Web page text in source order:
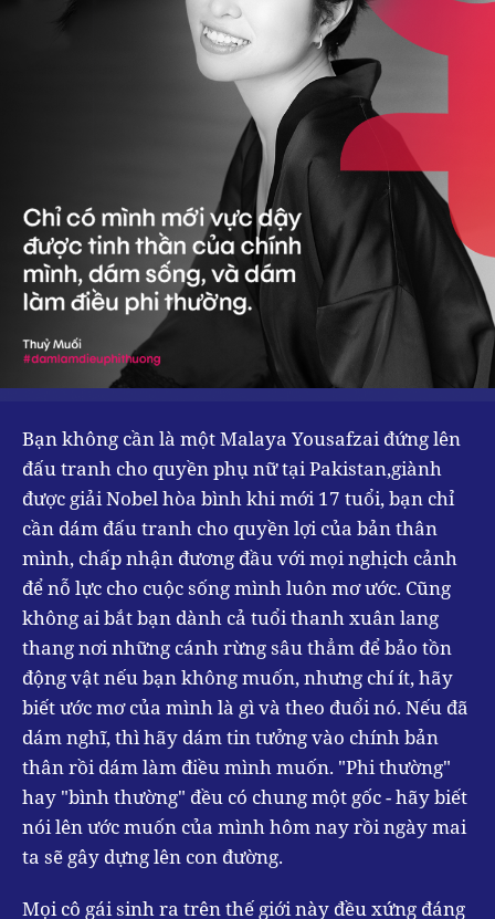
Bạn không cần là một Malaya Yousafzai đứng lên
đấu tranh cho quyền phụ nữ tại Pakistan,giành
được giải Nobel hòa bình khi mới 17 tuổi, bạn chỉ
cần dám đấu tranh cho quyền lợi của bản thân
mình, chấp nhận đương đầu với mọi nghịch cảnh
để nỗ lực cho cuộc sống mình luôn mơ ước. Cũng
không ai bắt bạn dành cả tuổi thanh xuân lang
thang nơi những cánh rừng sâu thẳm để bảo tồn
động vật nếu bạn không muốn, nhưng chí ít, hãy
biết ước mơ của mình là gì và theo đuổi nó. Nếu đã
dám nghĩ, thì hãy dám tin tưởng vào chính bản
thân rồi dám làm điều mình muốn. "Phi thường"
hay "bình thường" đều có chung một gốc - hãy biết
nói lên ước muốn của mình hôm nay rồi ngày mai
ta sẽ gây dựng lên con đường.
Mọi cô gái sinh ra trên thế giới này đều xứng đáng